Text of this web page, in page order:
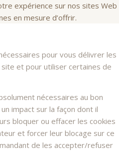
expérience sur nos sites Web
en mesure d’offrir.
pour vous délivrer les
et pour utiliser certaines de
nécessaires au bon
impact sur la façon dont il
bloquer ou effacer les cookies
et forcer leur blocage sur ce
de les accepter/refuser